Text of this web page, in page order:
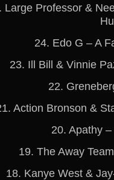
Large Professor &
24. Edo G – A
23. Ill Bill & Vinnie
22.
Action Bronson &
20. Apathy
19. The Away
18. Kanye West &